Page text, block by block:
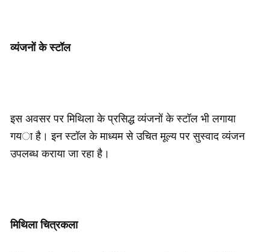
व्यंजनों के स्टॉल
इस अवसर पर मिथिला के प्रसिद्ध व्यंजनों के स्टॉल भी लगाया
गया है। इन स्टॉल के माध्यम से उचित मूल्य पर सुस्वाद व्यंजन
उपलब्ध कराया जा रहा है।
मिथिला चित्रकला